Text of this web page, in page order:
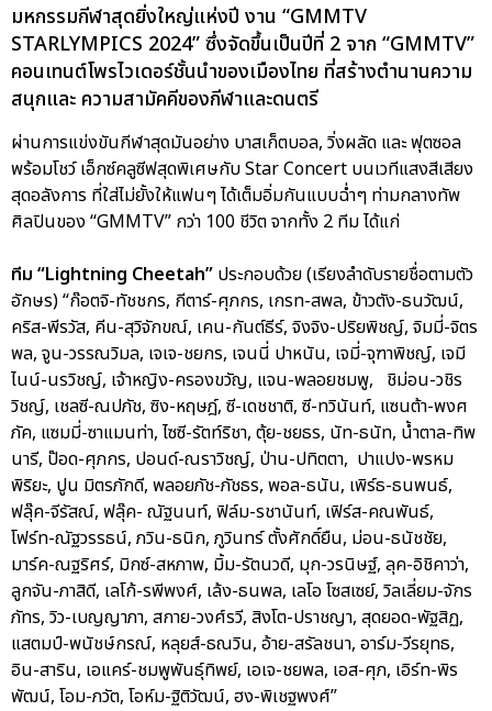
มหกรรมกีฬาสุดยิ่งใหญ่แห่งปี งาน “GMMTV
STARLYMPICS 2024” ซึ่งจัดขึ้นเป็นปีที่ 2 จาก “GMMTV”
คอนเทนต์โพรไวเดอร์ชั้นนำของเมืองไทย ที่สร้างตำนานความ
สนุกและ ความสามัคคีของกีฬาและดนตรี
ผ่านการแข่งขันกีฬาสุดมันอย่าง บาสเก็ตบอล, วิ่งผลัด และ ฟุตซอล
พร้อมโชว์ เอ็กซ์คลูซีฟสุดพิเศษกับ Star Concert บนเวทีแสงสีเสียง
สุดอลังการ ที่ใส่ไม่ยั้งให้แฟนๆ ได้เต็มอิ่มกันแบบฉ่ำๆ ท่ามกลางทัพ
ศิลปินของ “GMMTV” กว่า 100 ชีวิต จากทั้ง 2 ทีม ได้แก่
ทีม “Lightning Cheetah” ประกอบด้วย (เรียงลำดับรายชื่อตามตัว
อักษร) “ก๊อตจิ-ทัชชกร, กีตาร์-ศุภกร, เกรท-สพล, ข้าวตัง-ธนวัฒน์,
คริส-พีรวัส, คีน-สุวิจักขณ์, เคน-กันต์ธีร์, จิงจิง-ปริยพิชญ์, จิมมี่-จิตร
พล, จูน-วรรณวิมล, เจเจ-ชยกร, เจนนี่ ปาหนัน, เจมี่-จุฑาพิชญ์, เจมี
ไนน์-นรวิชญ์, เจ้าหญิง-ครองขวัญ, แจน-พลอยชมพู, ชิม่อน-วชิร
วิชญ์, เชลซี-ณปภัช, ซิง-หฤษฎ์, ซี-เดชชาติ, ซี-ทวินันท์, แซนต้า-พงศ
ภัค, แซมมี่-ซาแมนท่า, ไซซี-รัตท์ริชา, ตุ้ย-ชยธร, นัท-ธนัท, น้ำตาล-ทิพ
นารี, ป๊อด-ศุภกร, ปอนด์-ณราวิชญ์, ป่าน-ปทิตตา, ปาแปง-พรหม
พิริยะ, ปูน มิตรภักดี, พลอยภัช-ภัชธร, พอล-ธนัน, เพิร์ธ-ธนพนธ์,
ฟลุ๊ค-จีรัสณ์, ฟลุ๊ค- ณัฐนนท์, ฟิล์ม-รชานันท์, เฟิร์ส-คณพันธ์,
โฟร์ท-ณัฐวรรธน์, ภวิน-ธนิก, ภูวินทร์ ตั้งศักดิ์ยืน, ม่อน-ธนัชชัย,
มาร์ค-ณฐริศร์, มิกซ์-สหภาพ, มิ้ม-รัตนวดี, มุก-วรนิษฐ์, ลุค-อิชิคาว่า,
ลูกจัน-ภาสิดี, เลโก้-รพีพงศ์, เล้ง-ธนพล, เลโอ โซสเซย์, วิลเลี่ยม-จักร
ภัทร, วิว-เบญญาภา, สกาย-วงศ์รวี, สิงโต-ปราชญา, สุดยอด-พัฐสิฏ,
แสตมป์-พนัชษ์กรณ์, หลุยส์-ธณวิน, อ้าย-สรัลชนา, อาร์ม-วีรยุทธ,
อิน-สาริน, เอแคร์-ชมพูพันธุ์ทิพย์, เอเจ-ชยพล, เอส-ศุภ, เอิร์ท-พิร
พัฒน์, โอม-ภวัต, โอห์ม-ฐิติวัฒน์, ฮง-พิเชฐพงศ์”